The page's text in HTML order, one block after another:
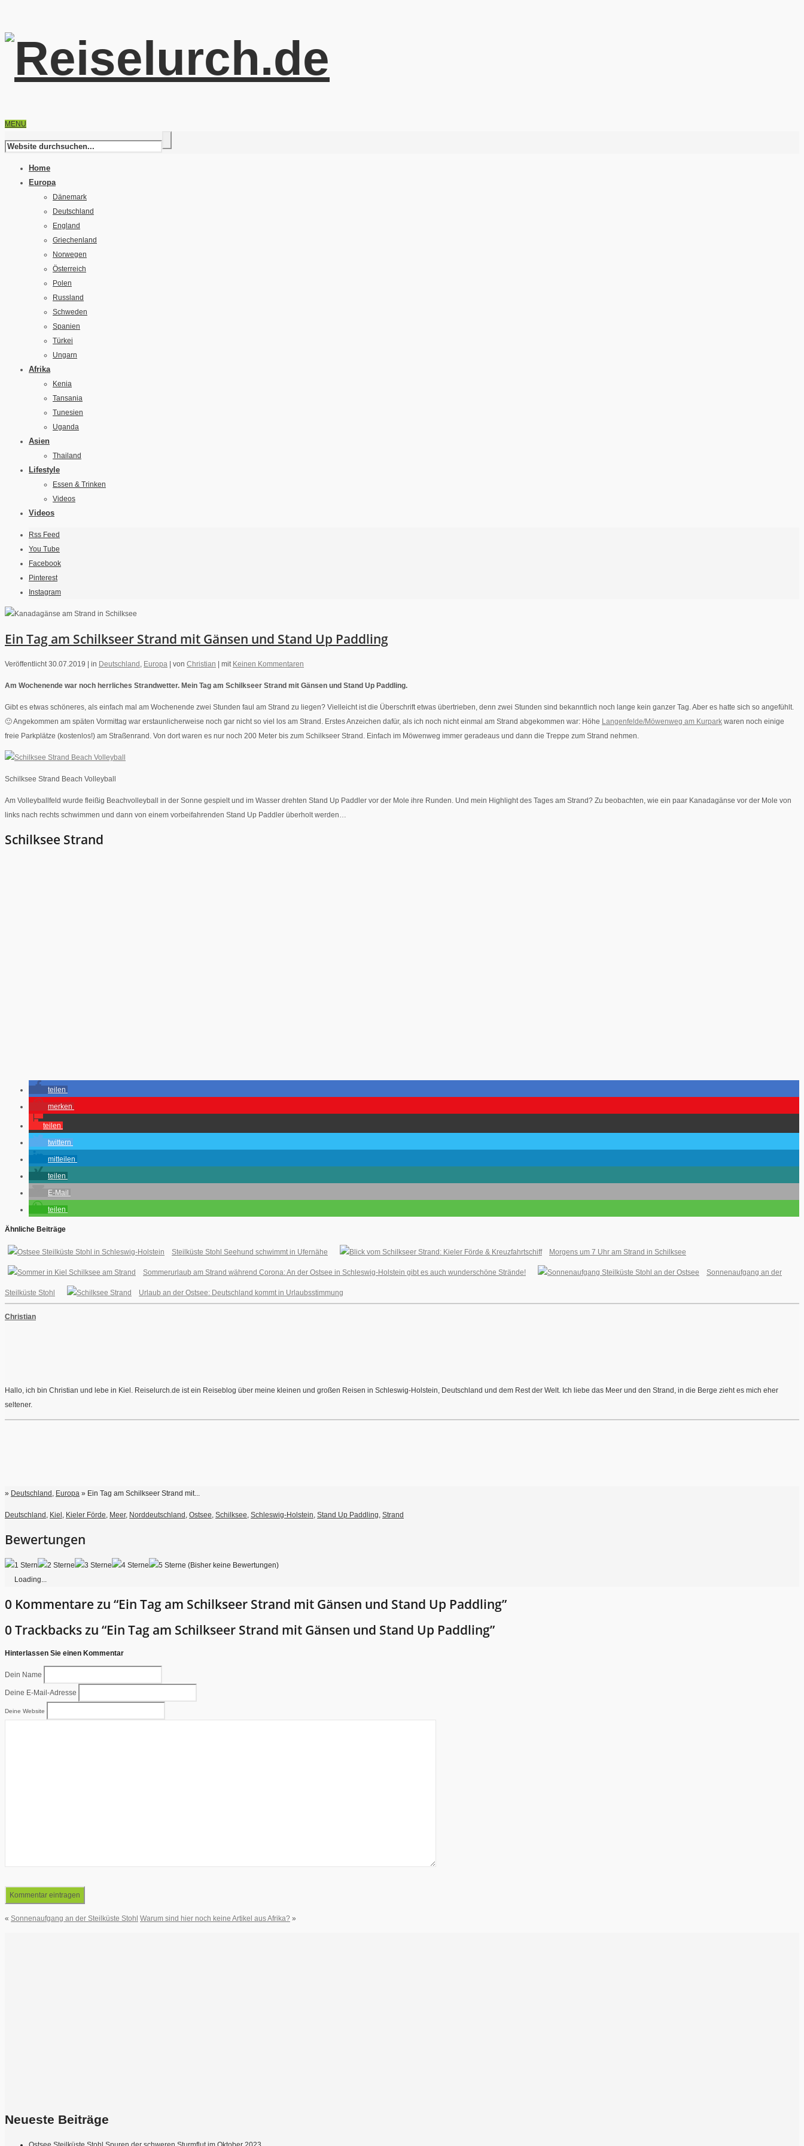
MENU
Home
Europa
Dänemark
Deutschland
England
Griechenland
Norwegen
Österreich
Polen
Russland
Schweden
Spanien
Türkei
Ungarn
Afrika
Kenia
Tansania
Tunesien
Uganda
Asien
Thailand
Lifestyle
Essen & Trinken
Videos
Videos
Rss Feed
You Tube
Facebook
Pinterest
Instagram
Ein Tag am Schilkseer Strand mit Gänsen und Stand Up Paddling
Veröffentlicht 30.07.2019 | in Deutschland , Europa von Christian mit Keinen Kommentaren
Am Wochenende war noch herrliches Strandwetter. Mein Tag am Schilkseer Strand mit Gänsen und Stand Up Paddling.
Gibt es etwas schöneres, als einfach mal am Wochenende zwei Stunden faul am Strand zu liegen? Vielleicht ist die Überschrift etwas übertrieben, denn zwei Stunden sind bekanntlich noch lange kein ganzer Tag. Aber es hatte sich so angefühlt.
🙂 Angekommen am späten Vormittag war erstaunlicherweise noch gar nicht so viel los am Strand. Erstes Anzeichen dafür, als ich noch nicht einmal am Strand abgekommen war: Höhe Langenfelde/Möwenweg am Kurpark waren noch einige
freie Parkplätze (kostenlos!) am Straßenrand. Von dort waren es nur noch 200 Meter bis zum Schilkseer Strand. Einfach im Möwenweg immer geradeaus und dann die Treppe zum Strand nehmen.
Schilksee Strand Beach Volleyball
Am Volleyballfeld wurde fleißig Beachvolleyball in der Sonne gespielt und im Wasser drehten Stand Up Paddler vor der Mole ihre Runden. Und mein Highlight des Tages am Strand? Zu beobachten, wie ein paar Kanadagänse vor der Mole von
links nach rechts schwimmen und dann von einem vorbeifahrenden Stand Up Paddler überholt werden…
Schilksee Strand
teilen
merken
teilen
twittern
mitteilen
teilen
E-Mail
teilen
Ähnliche Beiträge
Steilküste Stohl Seehund schwimmt in Ufernähe Morgens um 7 Uhr am Strand in Schilksee
Sommerurlaub am Strand während Corona: An der Ostsee in Schleswig-Holstein gibt es auch wunderschöne Strände! Sonnenaufgang an der
Steilküste Stohl Urlaub an der Ostsee: Deutschland kommt in Urlaubsstimmung
Christian
Hallo, ich bin Christian und lebe in Kiel. Reiselurch.de ist ein Reiseblog über meine kleinen und großen Reisen in Schleswig-Holstein, Deutschland und dem Rest der Welt. Ich liebe das Meer und den Strand, in die Berge zieht es mich eher
seltener.
» Deutschland, Europa » Ein Tag am Schilkseer Strand mit...
Deutschland, Kiel, Kieler Förde, Meer, Norddeutschland, Ostsee, Schilksee, Schleswig-Holstein, Stand Up Paddling, Strand
Bewertungen
(Bisher keine Bewertungen)
Loading...
0 Kommentare zu “Ein Tag am Schilkseer Strand mit Gänsen und Stand Up Paddling”
0 Trackbacks zu “Ein Tag am Schilkseer Strand mit Gänsen und Stand Up Paddling”
Hinterlassen Sie einen Kommentar
Dein Name
Deine E-Mail-Adresse
Deine Website
« Sonnenaufgang an der Steilküste Stohl Warum sind hier noch keine Artikel aus Afrika? »
Neueste Beiträge